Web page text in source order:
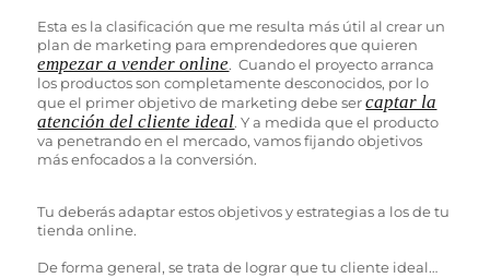
Esta es la clasificación que me resulta más útil al crear un
plan de marketing para emprendedores que quieren
empezar a vender online. Cuando el proyecto arranca
los productos son completamente desconocidos, por lo
que el primer objetivo de marketing debe sercaptar la
atención del cliente ideal. Y a medida que el producto
va penetrando en el mercado, vamos fijando objetivos
más enfocados a la conversión.
Tu deberás adaptar estos objetivos y estrategias a los de tu
tienda online.
De forma general, se trata de lograr que tu cliente ideal…